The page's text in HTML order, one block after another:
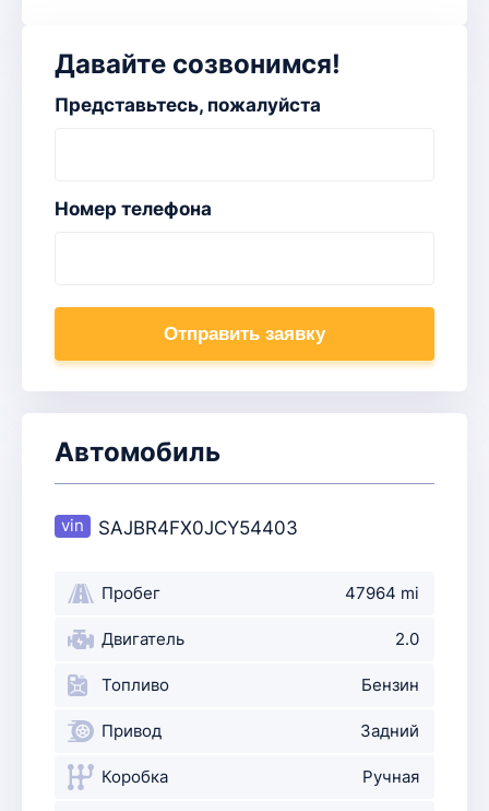
Давайте созвонимся!
Представьтесь, пожалуйста
Номер телефона
Отправить заявку
Автомобиль
SAJBR4FX0JCY54403
Пробег 47964 mi
Двигатель 2.0
Топливо Бензин
Привод Задний
Коробка Ручная